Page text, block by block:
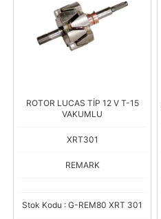
ROTOR LUCAS TİP 12 V T-15
VAKUMLU
XRT301
REMARK
Stok Kodu : G-REM80 XRT 301